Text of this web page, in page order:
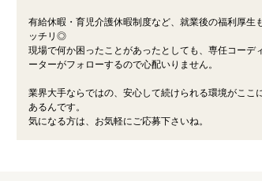
有給休暇・育児介護休暇制度など、就業後の福利厚生
ッチリ◎
現場で何か困ったことがあったとしても、専任コーデ
ーターがフォローするので心配いりません。
業界大手ならではの、安心して続けられる環境がここ
あるんです。
気になる方は、お気軽にご応募下さいね。